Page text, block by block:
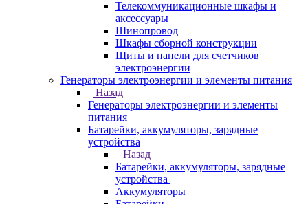
Телекоммуникационные шкафы и
аксессуары
Шинопровод
Шкафы сборной конструкции
Щиты и панели для счетчиков
электроэнергии
Генераторы электроэнергии и элементы питания
Назад
Генераторы электроэнергии и элементы
питания
Батарейки, аккумуляторы, зарядные
устройства
Назад
Батарейки, аккумуляторы, зарядные
устройства
Аккумуляторы